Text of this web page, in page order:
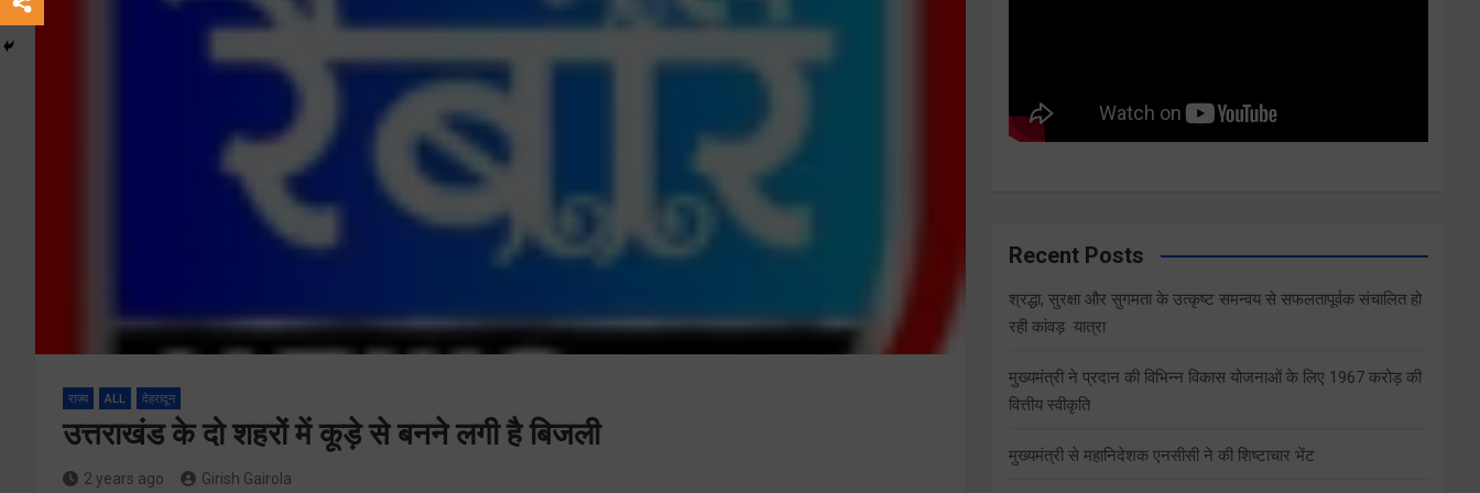
राज्य ALL देहरादून
उत्तराखंड के दो शहरों में कूड़े से बनने लगी है बिजली
2 years ago Girish Gairola
Recent Posts
श्रद्धा, सुरक्षा और सुगमता के उत्कृष्ट समन्वय से सफलतापूर्वक संचालित हो
रही कांवड़ यात्रा
मुख्यमंत्री ने प्रदान की विभिन्न विकास योजनाओं के लिए 1967 करोड़ की
वित्तीय स्वीकृति
मुख्यमंत्री से महानिदेशक एनसीसी ने की शिष्टाचार भेंट